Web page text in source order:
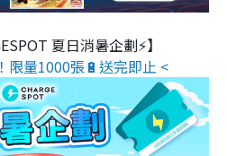
夏日消暑企劃⚡】
限量1000張🔋送完即止 <